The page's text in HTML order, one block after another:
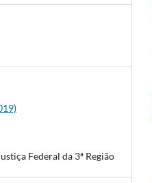
Federal da 3ª Região